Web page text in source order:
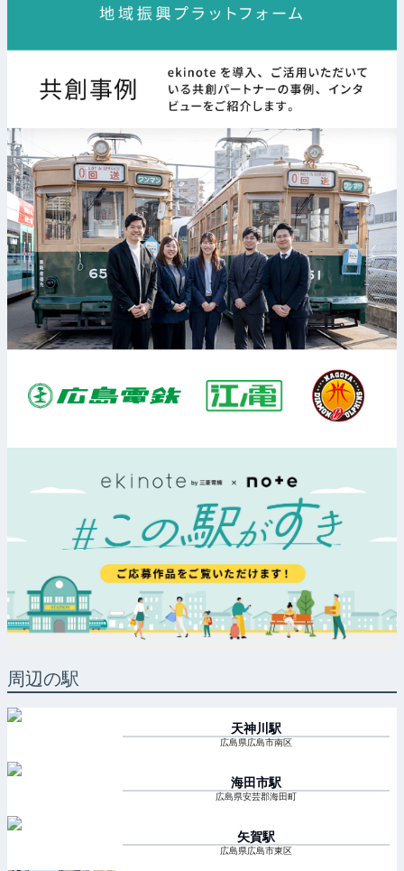
周辺の駅
天神川 駅
広島県広島市南区
海田市駅
広島県安芸郡海田町
矢賀駅
広島県広島市東区